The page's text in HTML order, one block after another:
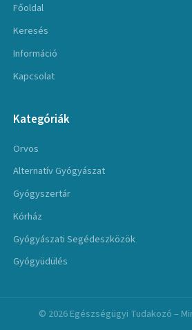
Főoldal
Keresés
Információ
Kapcsolat
Kategóriák
Orvos
Alternatív Gyógyászat
Gyógyszertár
Kórház
Gyógyászati Segédeszközök
Gyógyüdülés
© 2026 Egészségügyi Tudakozó –